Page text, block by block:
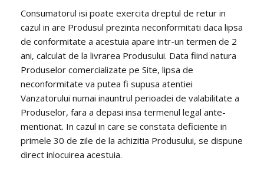
Consumatorul isi poate exercita dreptul de retur in
cazul in are Produsul prezinta neconformitati daca lipsa
de conformitate a acestuia apare intr-un termen de 2
ani, calculat de la livrarea Produsului. Data fiind natura
Produselor comercializate pe Site, lipsa de
neconformitate va putea fi supusa atentiei
Vanzatorului numai inauntrul perioadei de valabilitate a
Produselor, fara a depasi insa termenul legal ante-
mentionat. In cazul in care se constata deficiente in
primele 30 de zile de la achizitia Produsului, se dispune
direct inlocuirea acestuia.